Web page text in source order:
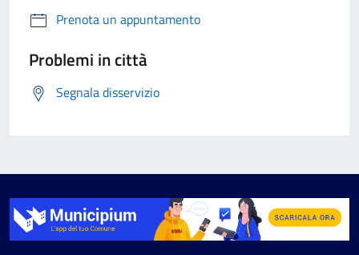
Prenota un appuntamento
Problemi in città
Segnala disservizio